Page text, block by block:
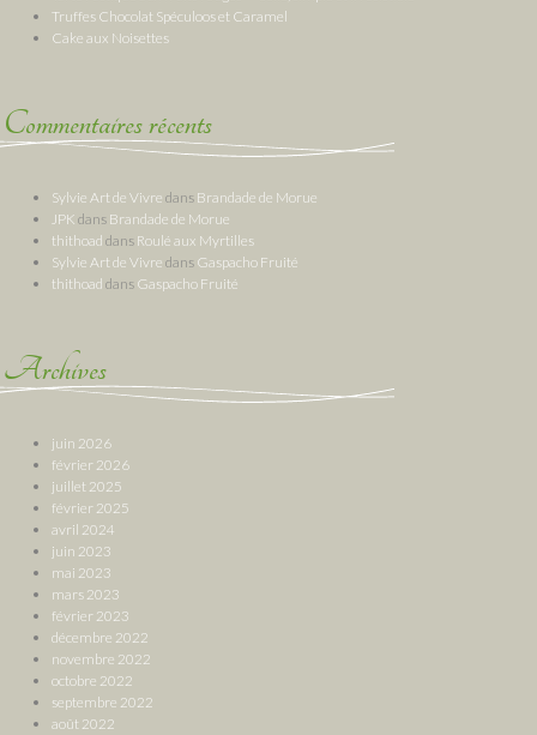
Truffes Chocolat Spéculoos et Caramel
Cake aux Noisettes
Commentaires récents
Sylvie Art de Vivre dans Brandade de Morue
JPK dans Brandade de Morue
thithoad dans Roulé aux Myrtilles
Sylvie Art de Vivre dans Gaspacho Fruité
thithoad dans Gaspacho Fruité
Archives
juin 2026
février 2026
juillet 2025
février 2025
avril 2024
juin 2023
mai 2023
mars 2023
février 2023
décembre 2022
novembre 2022
octobre 2022
septembre 2022
août 2022